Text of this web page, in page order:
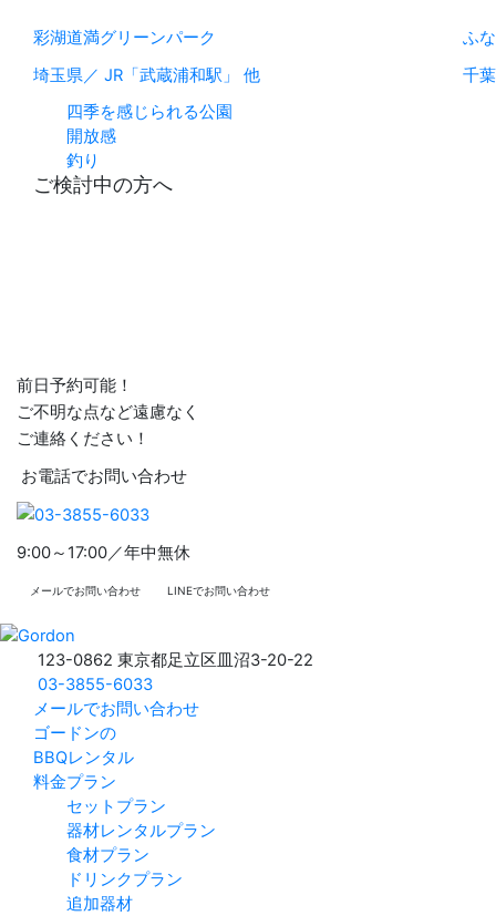
彩湖道満グリーンパーク
埼玉県／ JR「武蔵浦和駅」 他
四季を感じられる公園
開放感
釣り
ふ
千
ご検討中の方へ
前日予約可能！
ご不明な点など遠慮なく
ご連絡ください！
お電話でお問い合わせ
9:00～17:00／年中無休
メールでお問い合わせ LINEでお問い合わせ
123-0862 東京都足立区皿沼3-20-22
03-3855-6033
メールでお問い合わせ
ゴードンの
BBQレンタル
料金プラン
セットプラン
器材レンタルプラン
食材プラン
ドリンクプラン
追加器材